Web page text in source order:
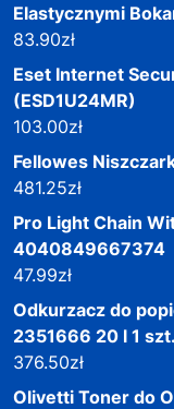
Elastycznymi
83.90zł
Eset Internet
(ESD1U24MR)
103.00zł
Fellowes
481.25zł
Pro Light Chain
4040849667374
47.99zł
Odkurzacz do
2351666 20 l 1 szt.
376.50zł
Olivetti Toner do